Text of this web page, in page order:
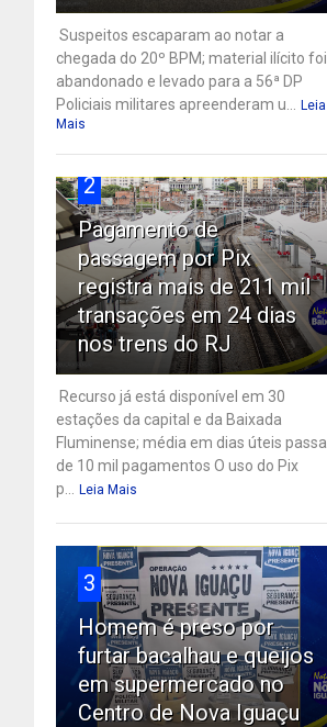
Suspeitos escaparam ao notar a
chegada do 20º BPM; material ilícito foi
abandonado e levado para a 56ª DP
Policiais militares apreenderam u...
Leia
Mais
2
Pagamento de
passagem por Pix
registra mais de 211 mil
transações em 24 dias
nos trens do RJ
Recurso já está disponível em 30
estações da capital e da Baixada
Fluminense; média em dias úteis passa
de 10 mil pagamentos O uso do Pix
p...
Leia Mais
3
Homem é preso por
furtar bacalhau e queijos
em supermercado no
Centro de Nova Iguaçu